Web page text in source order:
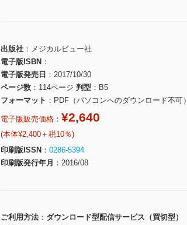
出版社
メジカルビュー社
電子版ISBN
電子版発売日
2017/10/30
ページ数
114ページ 判型
B5
フォーマット
PDF（パソコンへのダウンロード不可）
電子版販売価格： ¥2,640
(本体¥2,400＋税10％)
印刷版ISSN
0286-5394
印刷版発行年月
2016/08
ご利用方法
ダウンロード型配信サービス（買切型）